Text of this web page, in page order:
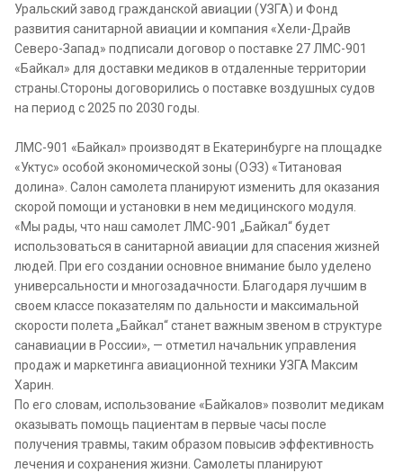
Уральский завод гражданской авиации (УЗГА) и Фонд
развития санитарной авиации и компания «Хели-Драйв
Северо-Запад» подписали договор о поставке 27 ЛМС-901
«Байкал» для доставки медиков в отдаленные территории
страны.Стороны договорились о поставке воздушных судов
на период с 2025 по 2030 годы.
ЛМС-901 «Байкал» производят в Екатеринбурге на площадке
«Уктус» особой экономической зоны (ОЭЗ) «Титановая
долина». Салон самолета планируют изменить для оказания
скорой помощи и установки в нем медицинского модуля.
«Мы рады, что наш самолет ЛМС-901 „Байкал“ будет
использоваться в санитарной авиации для спасения жизней
людей. При его создании основное внимание было уделено
универсальности и многозадачности. Благодаря лучшим в
своем классе показателям по дальности и максимальной
скорости полета „Байкал“ станет важным звеном в структуре
санавиации в России», — отметил начальник управления
продаж и маркетинга авиационной техники УЗГА Максим
Харин.
По его словам, использование «Байкалов» позволит медикам
оказывать помощь пациентам в первые часы после
получения травмы, таким образом повысив эффективность
лечения и сохранения жизни. Самолеты планируют